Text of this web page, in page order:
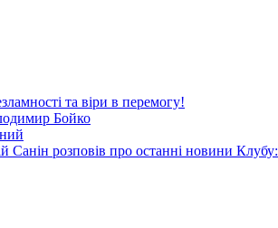
та віри в перемогу!
Бойко
Санін розповів про останні новини Клубу: